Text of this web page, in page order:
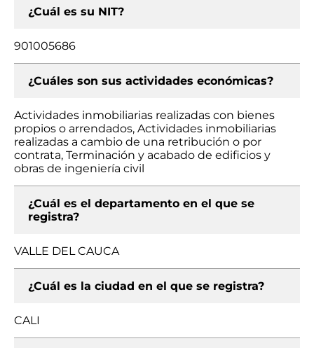
¿Cuál es su NIT?
901005686
¿Cuáles son sus actividades económicas?
Actividades inmobiliarias realizadas con bienes
propios o arrendados, Actividades inmobiliarias
realizadas a cambio de una retribución o por
contrata, Terminación y acabado de edificios y
obras de ingeniería civil
¿Cuál es el departamento en el que se
registra?
VALLE DEL CAUCA
¿Cuál es la ciudad en el que se registra?
CALI